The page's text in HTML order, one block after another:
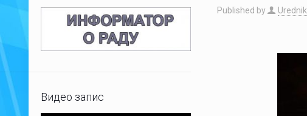
Published by Urednik
Видео запис